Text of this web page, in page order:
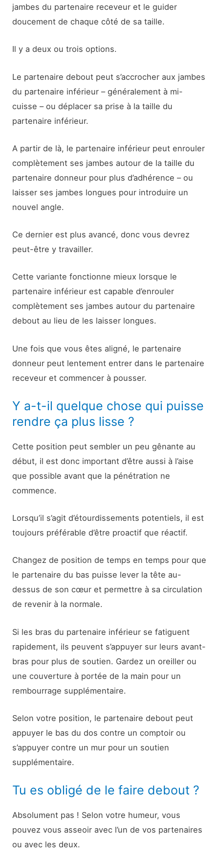
jambes du partenaire receveur et le guider
doucement de chaque côté de sa taille.
Il y a deux ou trois options.
Le partenaire debout peut s’accrocher aux jambes
du partenaire inférieur – généralement à mi-
cuisse – ou déplacer sa prise à la taille du
partenaire inférieur.
A partir de là, le partenaire inférieur peut enrouler
complètement ses jambes autour de la taille du
partenaire donneur pour plus d’adhérence – ou
laisser ses jambes longues pour introduire un
nouvel angle.
Ce dernier est plus avancé, donc vous devrez
peut-être y travailler.
Cette variante fonctionne mieux lorsque le
partenaire inférieur est capable d’enrouler
complètement ses jambes autour du partenaire
debout au lieu de les laisser longues.
Une fois que vous êtes aligné, le partenaire
donneur peut lentement entrer dans le partenaire
receveur et commencer à pousser.
Y a-t-il quelque chose qui puisse
rendre ça plus lisse ?
Cette position peut sembler un peu gênante au
début, il est donc important d’être aussi à l’aise
que possible avant que la pénétration ne
commence.
Lorsqu’il s’agit d’étourdissements potentiels, il est
toujours préférable d’être proactif que réactif.
Changez de position de temps en temps pour que
le partenaire du bas puisse lever la tête au-
dessus de son cœur et permettre à sa circulation
de revenir à la normale.
Si les bras du partenaire inférieur se fatiguent
rapidement, ils peuvent s’appuyer sur leurs avant-
bras pour plus de soutien. Gardez un oreiller ou
une couverture à portée de la main pour un
rembourrage supplémentaire.
Selon votre position, le partenaire debout peut
appuyer le bas du dos contre un comptoir ou
s’appuyer contre un mur pour un soutien
supplémentaire.
Tu es obligé de le faire debout ?
Absolument pas ! Selon votre humeur, vous
pouvez vous asseoir avec l’un de vos partenaires
ou avec les deux.